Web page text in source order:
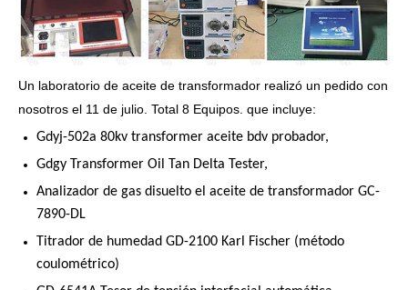
Un laboratorio de aceite de transformador realizó un pedido con
nosotros el 11 de julio. Total 8 Equipos. que incluye:
Gdyj-502a 80kv transformer aceite bdv probador,
Gdgy Transformer Oil Tan Delta Tester,
Analizador de gas disuelto el aceite de transformador GC-
7890-DL
Titrador de humedad GD-2100 Karl Fischer (método
coulométrico)